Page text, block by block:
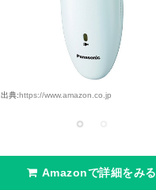
出典:https://www.amazon.co.jp
Amazonで詳細をみる